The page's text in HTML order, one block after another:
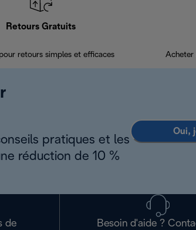
Retours Gratuits
retours simples et efficaces Acheter
pratiques et les
réduction de 10 %
Oui,
de
Besoin d'aide ?